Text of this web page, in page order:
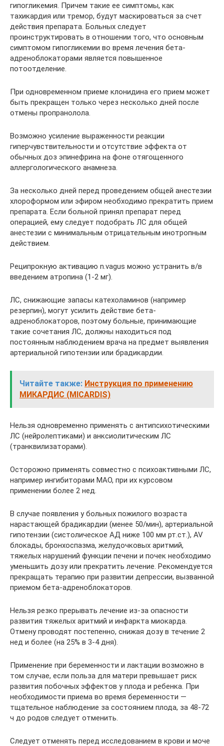
гипогликемия. Причем такие ее симптомы, как
тахикардия или тремор, будут маскироваться за счет
действия препарата. Больных следует
проинструктировать в отношении того, что основным
симптомом гипогликемии во время лечения бета-
адреноблокаторами является повышенное
потоотделение.
При одновременном приеме клонидина его прием может
быть прекращен только через несколько дней после
отмены пропранолола.
Возможно усиление выраженности реакции
гиперчувствительности и отсутствие эффекта от
обычных доз эпинефрина на фоне отягощенного
аллергологического анамнеза.
За несколько дней перед проведением общей анестезии
хлороформом или эфиром необходимо прекратить прием
препарата. Если больной принял препарат перед
операцией, ему следует подобрать ЛС для общей
анестезии с минимальным отрицательным инотропным
действием.
Реципрокную активацию n.vagus можно устранить в/в
введением атропина (1-2 мг).
ЛС, снижающие запасы катехоламинов (например
резерпин), могут усилить действие бета-
адреноблокаторов, поэтому больные, принимающие
такие сочетания ЛС, должны находиться под
постоянным наблюдением врача на предмет выявления
артериальной гипотензии или брадикардии.
Читайте также: Инструкция по применению
МИКАРДИС (MICARDIS)
Нельзя одновременно применять с антипсихотическими
ЛС (нейролептиками) и анксиолитическим ЛС
(транквилизаторами).
Осторожно применять совместно с психоактивными ЛС,
например ингибиторами МАО, при их курсовом
применении более 2 нед.
В случае появления у больных пожилого возраста
нарастающей брадикардии (менее 50/мин), артериальной
гипотензии (систолическое АД ниже 100 мм рт.ст.), AV
блокады, бронхоспазма, желудочковых аритмий,
тяжелых нарушений функции печени и почек необходимо
уменьшить дозу или прекратить лечение. Рекомендуется
прекращать терапию при развитии депрессии, вызванной
приемом бета-адреноблокаторов.
Нельзя резко прерывать лечение из-за опасности
развития тяжелых аритмий и инфаркта миокарда.
Отмену проводят постепенно, снижая дозу в течение 2
нед и более (на 25% в 3-4 дня).
Применение при беременности и лактации возможно в
том случае, если польза для матери превышает риск
развития побочных эффектов у плода и ребенка. При
необходимости приема во время беременности —
тщательное наблюдение за состоянием плода, за 48-72
ч до родов следует отменить.
Следует отменять перед исследованием в крови и моче